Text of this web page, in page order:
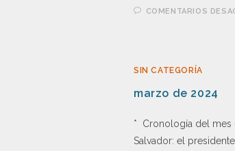
COMENTARIOS
SIN CATEGORÍA
marzo de 2024
* Cronología del mes
Salvador: el